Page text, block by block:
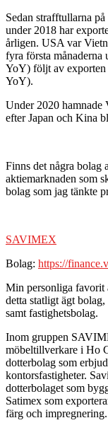
Sedan strafftullarna
under 2018 har
årligen. USA var
fyra första
YoY) följt av
YoY).
Under 2020 hamnade
efter Japan och Kina
Finns det några bolag
aktiemarknaden som
bolag som jag tänkte
SAVIMEX
Bolag: https://
Min personliga favorit
detta statligt ägt
samt fastighetsbolag.
Inom gruppen
möbeltillverkare i Ho
dotterbolag som
kontorsfastigheter.
dotterbolaget som
Satimex som
färg och impregnering.